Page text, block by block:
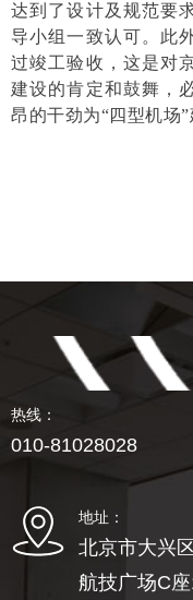
达到了设计及规范要
导小组一致认可。此
过竣工验收， 这是对
建设的肯定和鼓舞，
昂的干劲为“四型机场
热线：
010-81028028
地址：
北京市大兴
航技广场C